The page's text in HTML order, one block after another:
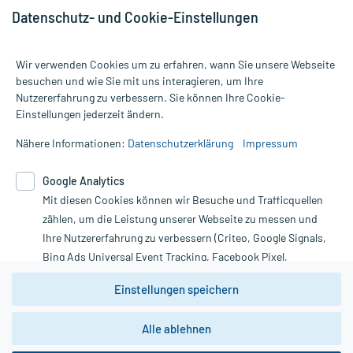
Alle Preise gelten inkl. MwSt., ggf. zzgl. Versandkosten
Informationen auf dieser Website werden ausschließlich für
die Untersuchung und Behandlung durch einen Arzt. Bitte
Therapien eingeleitet werden können. | Diese Webseite benutzt
Google Analytics. Lesen Sie bitte dazu die wichtigen Hinweise in
unserer Datenschutzerklärung. Für den Widerruf einer Bestellung
nutzen Sie das Formular:
Vertrag widerrufen
*Hinweise zu unseren Aktionen und Bewertungen
Datenschutz- und Cookie-Einstellungen
Wir verwenden Cookies um zu erfahren, wann Sie unsere Webseite
besuchen und wie Sie mit uns interagieren, um Ihre
Nutzererfahrung zu verbessern. Sie können Ihre Cookie-
Einstellungen jederzeit ändern.
Nähere Informationen: Datenschutzerklärung Impressum
Google Analytics
Mit diesen Cookies können wir Besuche und Trafficquellen
zählen, um die Leistung unserer Webseite zu messen und
Ihre Nutzererfahrung zu verbessern (Criteo, Google Signals,
Bing Ads Universal Event Tracking, Facebook Pixel,
Youtube-Social Plugin).
Wir weisen darauf hin, dass die
zwingend den Europäischen Anforderungen gem. EU-
DSGVO genügen und ein Datentransfer in Drittstaaten bzw.
Einstellungen speichern
Alle ablehnen